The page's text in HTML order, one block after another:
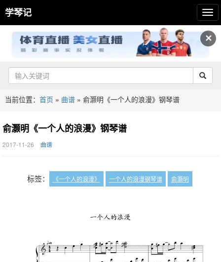
✕
学琴记
当前位置： 首页 » 曲谱 » 俞灏明《一个人的浪漫》钢琴谱
俞灏明《一个人的浪漫》钢琴谱
2017-11-26 曲谱
标签： 《一个人的浪漫》 一个人的浪漫钢琴谱 俞灏明